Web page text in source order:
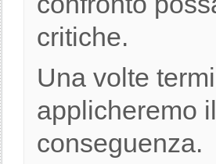
critiche.
Una volte
applicheremo
conseguenza.